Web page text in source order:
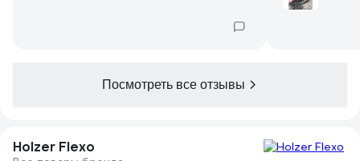
Посмотреть все отзывы
Holzer Flexo